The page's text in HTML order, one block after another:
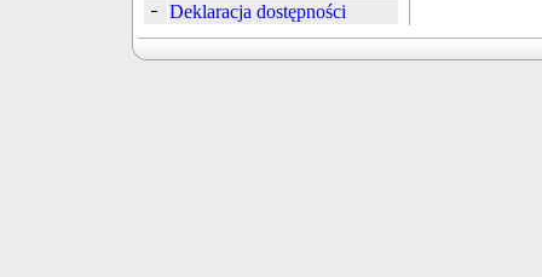
Deklaracja dostępności